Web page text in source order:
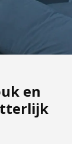
en